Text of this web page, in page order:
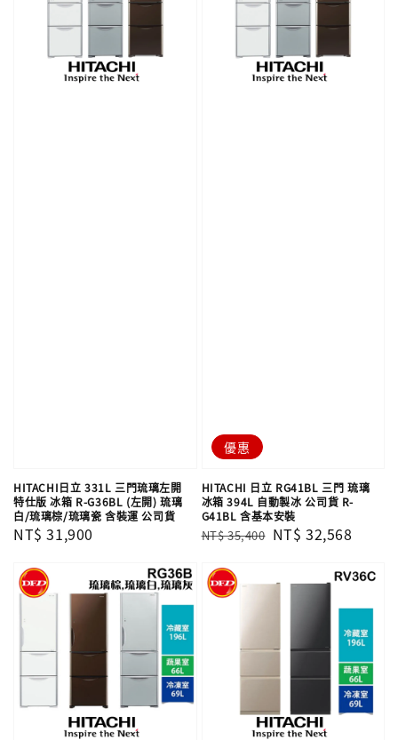
HITACHI日立 331L 三門琉璃左開
特仕版 冰箱 R-G36BL (左開) 琉璃
白/琉璃棕/琉璃瓷 含裝運 公司貨
Regular
NT$ 31,900
優惠
HITACHI 日立 RG41BL 三門 琉璃
冰箱 394L 自動製冰 公司貨 R-
G41BL 含基本安裝
Regular
NT$ 35,400 Sale
NT$ 32,568